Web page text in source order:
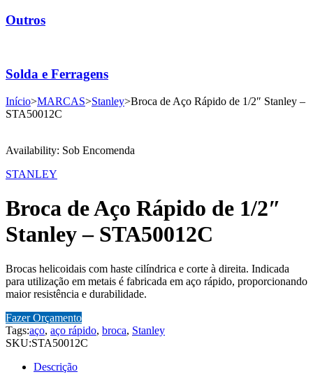
Outros
Solda e Ferragens
Início>MARCAS>Stanley>Broca de Aço Rápido de 1/2″ Stanley –
STA50012C
Availability: Sob Encomenda
STANLEY
Broca de Aço Rápido de 1/2″
Stanley – STA50012C
Brocas helicoidais com haste cilíndrica e corte à direita. Indicada
para utilização em metais é fabricada em aço rápido, proporcionando
maior resistência e durabilidade.
Fazer Orçamento
Tags:aço, aço rápido, broca, Stanley
SKU:STA50012C
Descrição